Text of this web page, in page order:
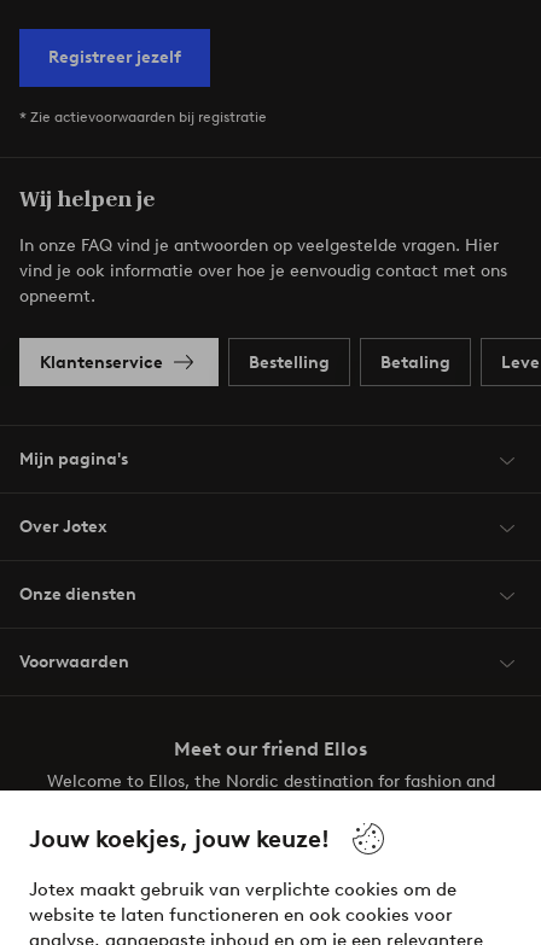
Jouw koekjes, jouw keuze!
Jotex maakt gebruik van verplichte cookies om de
website te laten functioneren en ook cookies voor
analyse, aangepaste inhoud en om je een relevantere
Registreer jezelf
* Zie actievoorwaarden bij registratie
Wij helpen je
In onze FAQ vind je antwoorden op veelgestelde vragen. Hier
vind je ook informatie over hoe je eenvoudig contact met ons
opneemt.
Klantenservice Bestelling Betaling
Mijn pagina's
Over Jotex
Onze diensten
Voorwaarden
Meet our friend Ellos
Welcome to Ellos, the Nordic destination for fashion and
your wardrobe. Your next inspiring look is here!